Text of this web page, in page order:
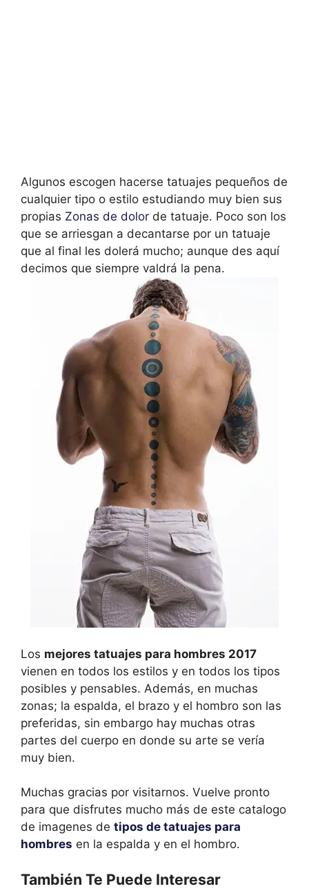
Algunos escogen hacerse tatuajes pequeños de
cualquier tipo o estilo estudiando muy bien sus
propias Zonas de dolor de tatuaje. Poco son los
que se arriesgan a decantarse por un tatuaje
que al final les dolerá mucho; aunque des aquí
decimos que siempre valdrá la pena.
Los mejores tatuajes para hombres 2017
vienen en todos los estilos y en todos los tipos
posibles y pensables. Además, en muchas
zonas; la espalda, el brazo y el hombro son las
preferidas, sin embargo hay muchas otras
partes del cuerpo en donde su arte se vería
muy bien.
Muchas gracias por visitarnos. Vuelve pronto
para que disfrutes mucho más de este catalogo
de imagenes de tipos de tatuajes para
hombres en la espalda y en el hombro.
También Te Puede Interesar